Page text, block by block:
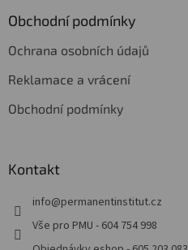
Obchodní podmínky
Ochrana osobních údajů
Reklamace a vrácení
Obchodní podmínky
Kontakt
info@permanentinstitut.cz
Vše pro PMU - 604 754 998